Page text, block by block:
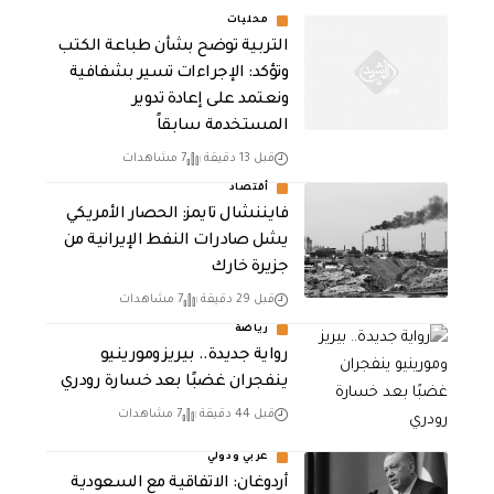
محليات
التربية توضح بشأن طباعة الكتب
وتؤكد: الإجراءات تسير بشفافية
ونعتمد على إعادة تدوير
المستخدمة سابقاً
قبل 13 دقيقة 7 مشاهدات
أقتصاد
فايننشال تايمز: الحصار الأمريكي
يشل صادرات النفط الإيرانية من
جزيرة خارك
قبل 29 دقيقة 7 مشاهدات
رياضة
رواية جديدة.. بيريز ومورينيو
ينفجران غضبًا بعد خسارة رودري
قبل 44 دقيقة 7 مشاهدات
عربي ودولي
أردوغان: الاتفاقية مع السعودية